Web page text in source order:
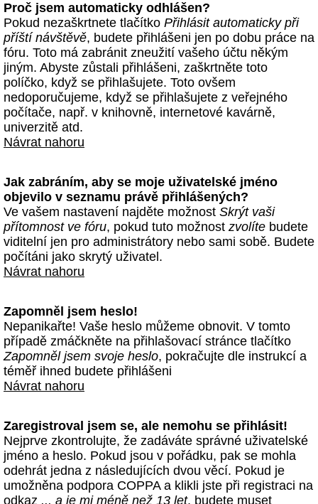
Proč jsem automaticky odhlášen?
Pokud nezaškrtnete tlačítko Přihlásit automaticky při
příští návštěvě, budete přihlášeni jen po dobu práce na
fóru. Toto má zabránit zneužití vašeho účtu někým
jiným. Abyste zůstali přihlášeni, zaškrtněte toto
políčko, když se přihlašujete. Toto ovšem
nedoporučujeme, když se přihlašujete z veřejného
počítače, např. v knihovně, internetové kavárně,
univerzitě atd.
Návrat nahoru
Jak zabráním, aby se moje uživatelské jméno
objevilo v seznamu právě přihlášených?
Ve vašem nastavení najděte možnost Skrýt vaši
přítomnost ve fóru, pokud tuto možnost zvolíte budete
viditelní jen pro administrátory nebo sami sobě. Budete
počítáni jako skrytý uživatel.
Návrat nahoru
Zapomněl jsem heslo!
Nepanikařte! Vaše heslo můžeme obnovit. V tomto
případě zmáčkněte na přihlašovací stránce tlačítko
Zapomněl jsem svoje heslo, pokračujte dle instrukcí a
téměř ihned budete přihlášeni
Návrat nahoru
Zaregistroval jsem se, ale nemohu se přihlásit!
Nejprve zkontrolujte, že zadáváte správné uživatelské
jméno a heslo. Pokud jsou v pořádku, pak se mohla
odehrát jedna z následujících dvou věcí. Pokud je
umožněna podpora COPPA a klikli jste při registraci na
odkaz ... a je mi méně než 13 let, budete muset